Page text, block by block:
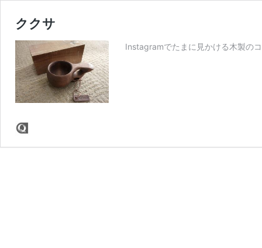
ククサ
Instagramでたまに見かける木製の